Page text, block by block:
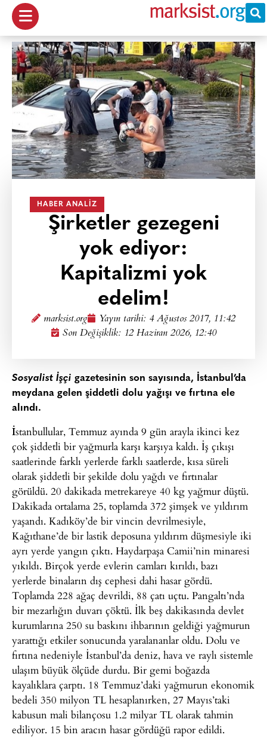
HABER ANALIZ
Şirketler gezegeni
yok ediyor:
Kapitalizmi yok
edelim!
marksist.org Yayın tarihi: 4 Ağustos 2017, 11:42
Son Değişiklik: 12 Haziran 2026, 12:40
Sosyalist İşçi gazetesinin son sayısında, İstanbul’da
meydana gelen şiddetli dolu yağışı ve fırtına ele
alındı.
İstanbullular, Temmuz ayında 9 gün arayla ikinci kez
çok şiddetli bir yağmurla karşı karşıya kaldı. İş çıkışı
saatlerinde farklı yerlerde farklı saatlerde, kısa süreli
olarak şiddetli bir şekilde dolu yağdı ve fırtınalar
görüldü. 20 dakikada metrekareye 40 kg yağmur düştü.
Dakikada ortalama 25, toplamda 372 şimşek ve yıldırım
yaşandı. Kadıköy’de bir vincin devrilmesiyle,
Kağıthane’de bir lastik deposuna yıldırım düşmesiyle iki
ayrı yerde yangın çıktı. Haydarpaşa Camii’nin minaresi
yıkıldı. Birçok yerde evlerin camları kırıldı, bazı
yerlerde binaların dış cephesi dahi hasar gördü.
Toplamda 228 ağaç devrildi, 88 çatı uçtu. Pangaltı’nda
bir mezarlığın duvarı çöktü. İlk beş dakikasında devlet
kurumlarına 250 su baskını ihbarının geldiği yağmurun
yarattığı etkiler sonucunda yaralananlar oldu. Dolu ve
fırtına nedeniyle İstanbul’da deniz, hava ve raylı sistemle
ulaşım büyük ölçüde durdu. Bir gemi boğazda
kayalıklara çarptı. 18 Temmuz’daki yağmurun ekonomik
bedeli 350 milyon TL hesaplanırken, 27 Mayıs’taki
kabusun mali bilançosu 1.2 milyar TL olarak tahmin
ediliyor. 15 bin aracın hasar gördüğü rapor edildi.